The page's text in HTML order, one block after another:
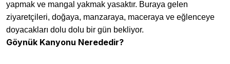
yapmak ve mangal yakmak yasaktır. Buraya gelen
ziyaretçileri, doğaya, manzaraya, maceraya ve eğlenceye
doyacakları dolu dolu bir gün bekliyor.
Göynük Kanyonu Nerededir?